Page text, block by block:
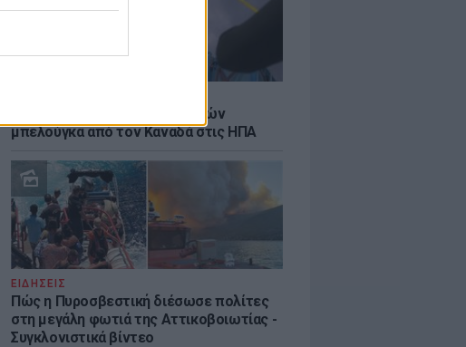
Ιστορική μεταφορά 30 φαλαινών
μπελούγκα από τον Καναδά στις ΗΠΑ
ΕΙΔΗΣΕΙΣ
Πώς η Πυροσβεστική διέσωσε πολίτες
στη μεγάλη φωτιά της Αττικοβοιωτίας -
Συγκλονιστικά βίντεο